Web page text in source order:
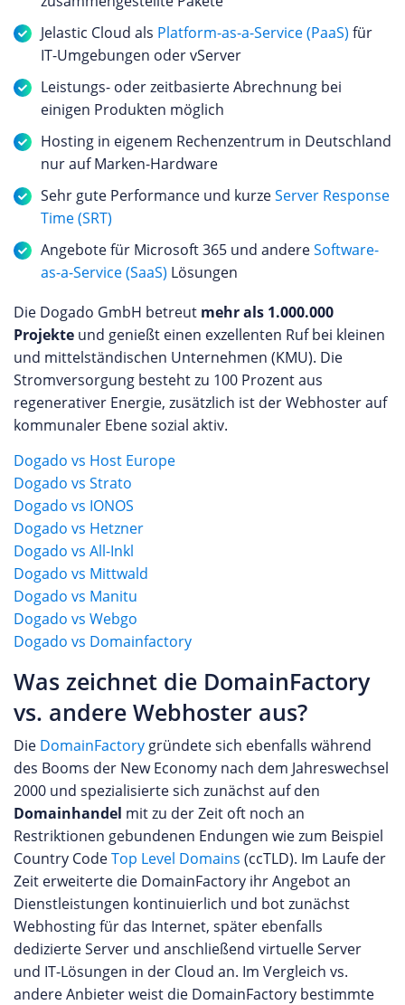
Jelastic Cloud als Platform-as-a-Service (PaaS) für
IT-Umgebungen oder vServer
Leistungs- oder zeitbasierte Abrechnung bei
einigen Produkten möglich
Hosting in eigenem Rechenzentrum in Deutschland
nur auf Marken-Hardware
Sehr gute Performance und kurzeServer Response
Time (SRT)
Angebote für Microsoft 365 und andereSoftware-
as-a-Service (SaaS) Lösungen
Die Dogado GmbH betreut mehr als 1.000.000
Projekte und genießt einen exzellenten Ruf bei kleinen
und mittelständischen Unternehmen (KMU). Die
Stromversorgung besteht zu 100 Prozent aus
regenerativer Energie, zusätzlich ist der Webhoster auf
kommunaler Ebene sozial aktiv.
Dogado vs Host Europe
Dogado vs Strato
Dogado vs IONOS
Dogado vs Hetzner
Dogado vs All-Inkl
Dogado vs Mittwald
Dogado vs Manitu
Dogado vs Webgo
Dogado vs Domainfactory
Was zeichnet die DomainFactory
vs. andere Webhoster aus?
Die DomainFactory gründete sich ebenfalls während
des Booms der New Economy nach dem Jahreswechsel
2000 und spezialisierte sich zunächst auf den
Domainhandel mit zu der Zeit oft noch an
Restriktionen gebundenen Endungen wie zum Beispiel
Country CodeTop Level Domains (ccTLD). Im Laufe der
Zeit erweiterte die DomainFactory ihr Angebot an
Dienstleistungen kontinuierlich und bot zunächst
Webhosting für das Internet, später ebenfalls
dedizierte Server und anschließend virtuelle Server
und IT-Lösungen in der Cloud an. Im Vergleich vs.
andere Anbieter weist die DomainFactory bestimmte